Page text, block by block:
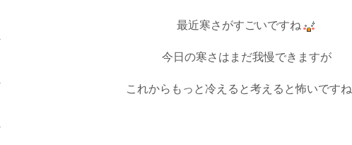
最近寒さがすごいですね
今日の寒さはまだ我慢できますが
これからもっと冷えると考えると怖いですね